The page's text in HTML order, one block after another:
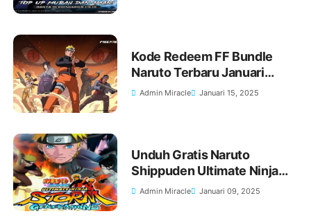
Kode Redeem FF Bundle
Naruto Terbaru Januari
2025 Hari Ini!
Admin Miracle Januari 15, 2025
Unduh Gratis Naruto
Shippuden Ultimate Ninja
Storm Generations untuk
Admin Miracle Januari 09, 2025